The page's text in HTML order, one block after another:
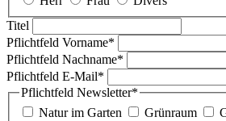
Titel
Pflichtfeld Vorname*
Pflichtfeld Nachname*
Pflichtfeld E-Mail*
Pflichtfeld Newsletter*
Natur im Garten
Grünraum